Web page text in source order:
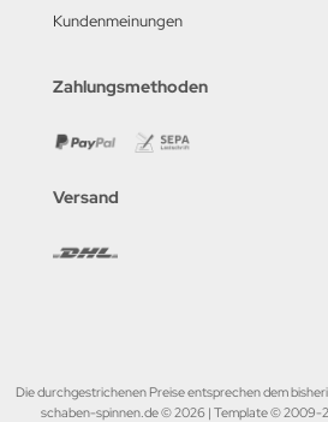
Kundenmeinungen
Zahlungsmethoden
Versand
Die durchgestrichenen Preise entsprechen dem
schaben-spinnen.de © 2026 | Template © 2009-